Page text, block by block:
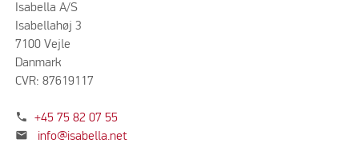
Isabella A/S
Isabellahøj 3
7100 Vejle
Danmark
CVR: 87619117
phone +45 75 82 07 55
mail info@isabella.net